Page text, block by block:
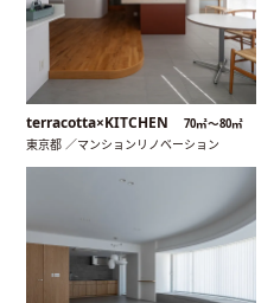
terracotta×KITCHEN 70㎡〜80㎡
東京都 ／マンションリノベーション